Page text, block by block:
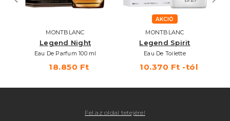
MONTBLANC
Legend Night
Eau De Parfum 100 ml
18.850 Ft
AKCIÓ
MONTBLANC
Legend Spirit
Eau De Toilette
10.370 Ft -tól
Fel az oldal tetejére!